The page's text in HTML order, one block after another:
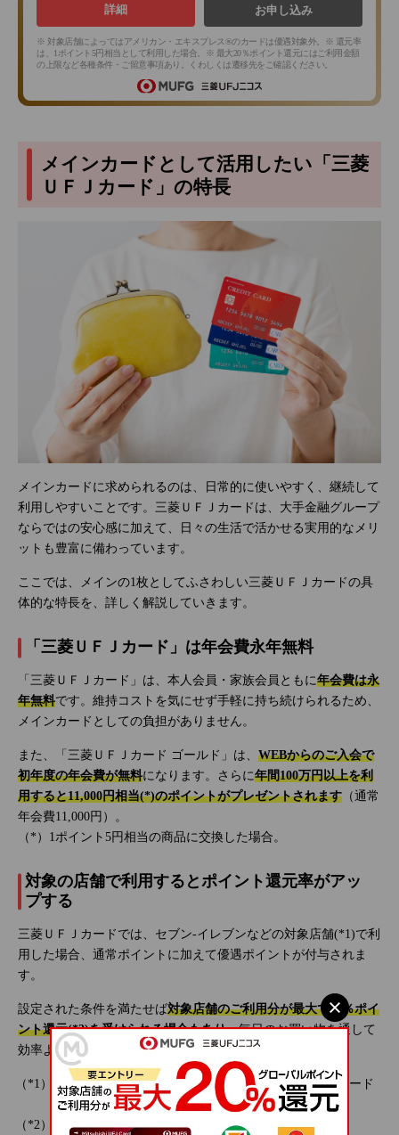
詳細 お申し込み
※ 対象店舗によってはアメリカン・エキスプレス®のカードは優遇対象外。※ 還元率
は、1ポイント5円相当として利用した場合。※ 最大20％ポイント還元にはご利用金額
の上限など各種条件・ご留意事項あり。くわしくは遷移先をご確認ください。
メインカードとして活用したい「三菱
ＵＦＪカード」の特長
メインカードに求められるのは、日常的に使いやすく、継続して
利用しやすいことです。三菱ＵＦＪカードは、大手金融グループ
ならではの安心感に加えて、日々の生活で活かせる実用的なメリ
ットも豊富に備わっています。
ここでは、メインの1枚としてふさわしい三菱ＵＦＪカードの具
体的な特長を、詳しく解説していきます。
「三菱ＵＦＪカード」は年会費永年無料
「三菱ＵＦＪカード」は、本人会員・家族会員ともに年会費は永
年無料です。維持コストを気にせず手軽に持ち続けられるため、
メインカードとしての負担がありません。
また、「三菱ＵＦＪカード ゴールド」は、 WEBからのご入会で
初年度の年会費が無料になります。さらに年間100万円以上を利
用すると11,000円相当(*)のポイントがプレゼントされます （通常
年会費11,000円）。
（*）1ポイント5円相当の商品に交換した場合。
対象の店舗で利用するとポイント還元率がアッ
プする
三菱ＵＦＪカードでは、セブン‐イレブンなどの対象店舗(*1)で利
用した場合、通常ポイントに加えて優遇ポイントが付与されま
す。
設定された条件を満たせば対象店舗のご利用分が最大で20％ポイ
ント還元(*2)を受けられる場合もあり、毎日のお買い物を通して
効率よくポイントをためられます。
対象店舗によってはアメリカン・エキスプレス®のカード
は優遇対象外となります。
1ポイント5円相当の商品に交換した場合。